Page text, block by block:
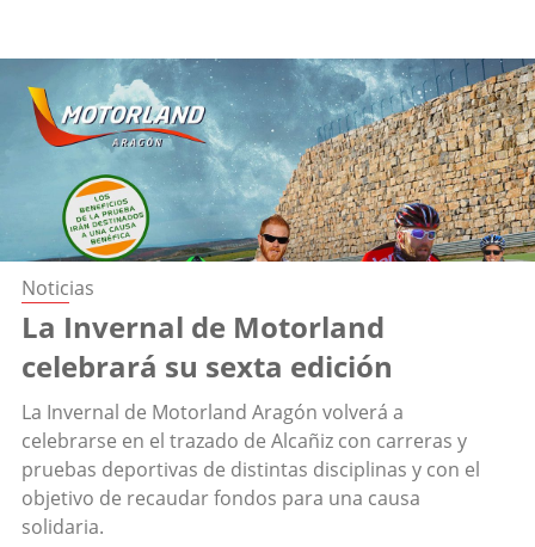
Noticias
La Invernal de Motorland
celebrará su sexta edición
La Invernal de Motorland Aragón volverá a
celebrarse en el trazado de Alcañiz con carreras y
pruebas deportivas de distintas disciplinas y con el
objetivo de recaudar fondos para una causa
solidaria.